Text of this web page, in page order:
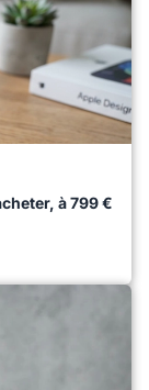
à 799 €